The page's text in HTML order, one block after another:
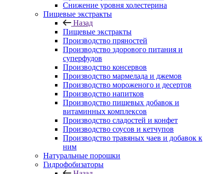
Снижение уровня холестерина
Пищевые экстракты
Назад
Пищевые экстракты
Производство пряностей
Производство здорового питания и
суперфудов
Производство консервов
Производство мармелада и джемов
Производство мороженого и десертов
Производство напитков
Производство пищевых добавок и
витаминных комплексов
Производство сладостей и конфет
Производство соусов и кетчупов
Производство травяных чаев и добавок к
ним
Натуральные порошки
Гидрофобизаторы